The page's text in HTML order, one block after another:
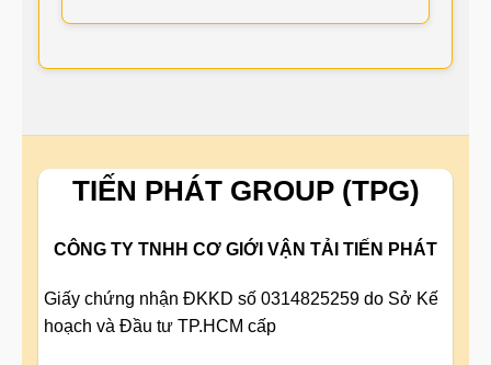
TIẾN PHÁT GROUP (TPG)
CÔNG TY TNHH CƠ GIỚI VẬN TẢI TIẾN PHÁT
Giấy chứng nhận ĐKKD số 0314825259 do Sở Kế
hoạch và Đầu tư TP.HCM cấp